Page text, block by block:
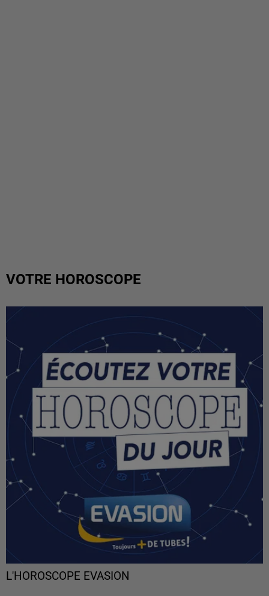
VOTRE HOROSCOPE
L'HOROSCOPE EVASION